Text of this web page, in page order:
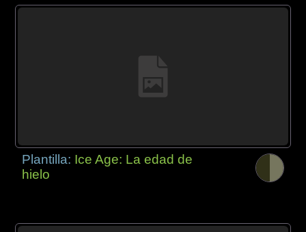
Plantilla: Ice Age: La edad de
hielo